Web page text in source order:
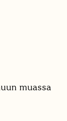
muassa